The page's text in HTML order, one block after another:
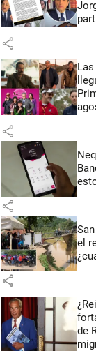
share
share
share
el
share
de